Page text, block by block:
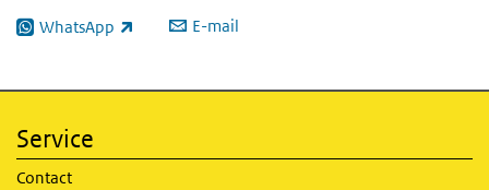
WhatsApp
(externe link) E-mail
Service
Contact